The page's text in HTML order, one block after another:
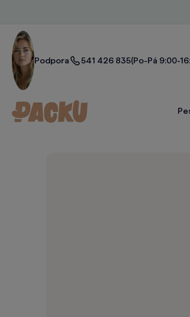
Podpora 541 426 835(Po-Pá 9:00-